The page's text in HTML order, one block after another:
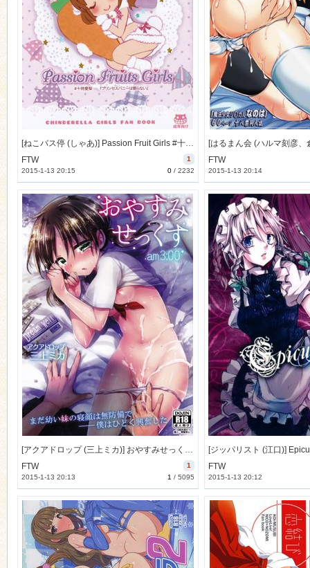
[ねこバス停 (しゃあ)] Passion Fruit Girls #十時愛梨 プリンセスバニーは眠らない。(アイドルマスター) [17M]
1
FTW
0/ 2232
2015-1-13 20:15
FTW
2015-1-13 20:14
[アクアドロップ (三上ミカ)] おやすみせっくすam3：00 (オリジナル) [25M]
1
FTW
1 / 5095
2015-1-13 20:13
[ジッパリスト (江口)]
FTW
2015-1-13 20:12